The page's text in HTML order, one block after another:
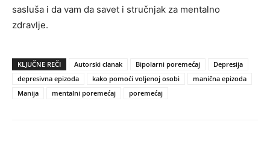
sasluša i da vam da savet i stručnjak za mentalno
zdravlje.
KLJUČNE REČI Autorski clanak Bipolarni poremećaj
Depresija
depresivna epizoda
kako pomoći voljenoj osobi
manična epizoda
Manija
mentalni poremećaj poremećaj